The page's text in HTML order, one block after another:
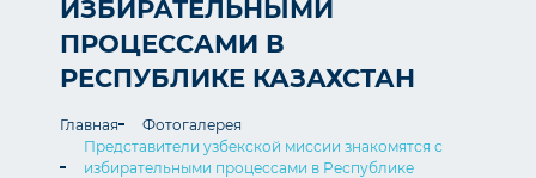
ИЗБИРАТЕЛЬНЫМИ
ПРОЦЕССАМИ В
РЕСПУБЛИКЕ КАЗАХСТАН
Главная
Фотогалерея
Представители узбекской миссии знакомятся с
избирательными процессами в Республике